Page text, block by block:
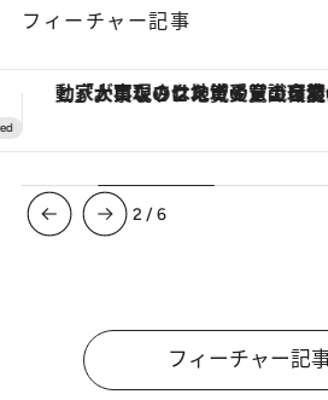
フィーチャー記事
ヴァシュロン・コンスタンタン「オーヴァーシーズ・オートマティック」。旅愛好家のお気に入りコレクションから
3 /6
フィーチャー記